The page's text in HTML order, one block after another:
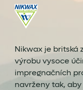
Nikwax je britská
výrobu vysoce
impregnačních
navrženy tak,